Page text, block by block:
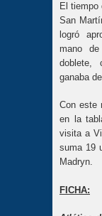
El tiempo
San
logró
mano
doblete,
ganaba
Con este
en la
visita a
suma 19
Madryn.
FICHA: